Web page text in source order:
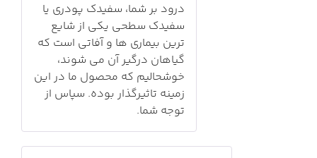
درود بر شما، سفیدک پودری یا
سفیدک سطحی یکی از شایع
ترین بیماری ها و آفاتی است که
گیاهان درگیر آن می شوند،
خوشحالیم که محصول ما در این
زمینه تاثیرگذار بوده. سپاس از
توجه شما.